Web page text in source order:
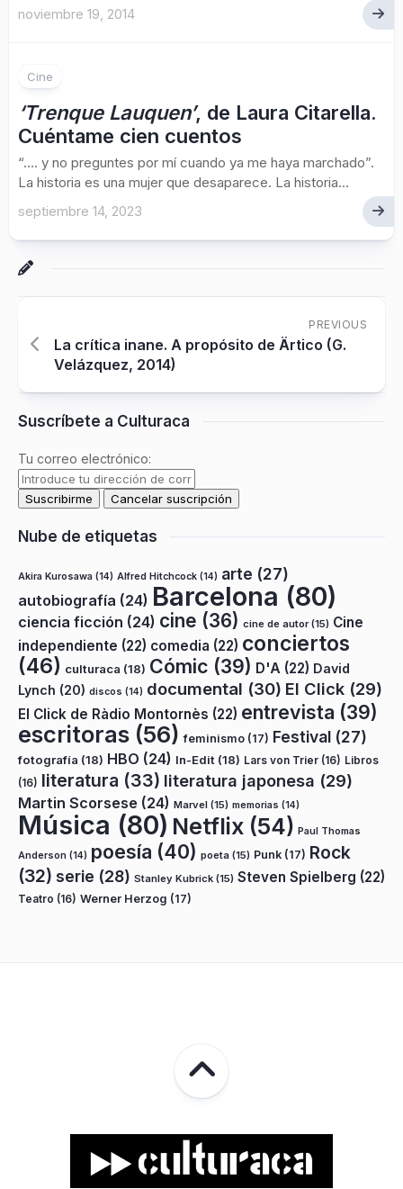
noviembre 19, 2014
Cine
‘Trenque Lauquen’, de Laura Citarella.
Cuéntame cien cuentos
“…. y no preguntes por mí cuando ya me haya marchado”.
La historia es una mujer que desaparece. La historia...
septiembre 14, 2023
PREVIOUS
La crítica inane. A propósito de Ärtico (G.
Velázquez, 2014)
Suscríbete a Culturaca
Tu correo electrónico:
Nube de etiquetas
Akira Kurosawa (14) Alfred Hitchcock (14) arte (27)
autobiografía (24) Barcelona (80)
ciencia ficción (24) cine (36) cine de autor(15) Cine
independiente (22) comedia (22) conciertos
(46) culturaca (18) Cómic (39) D'A (22) David
Lynch (20) discos (14) documental (30) El Click (29)
El Click de Ràdio Montornès (22) entrevista (39)
escritoras (56) feminismo (17) Festival (27)
fotografía (18) HBO (24) In-Edit (18) Lars von Trier (16) Libros
(16) literatura (33) literatura japonesa (29)
Martin Scorsese (24) Marvel (15) memorias (14)
Música (80) Netflix (54) Paul Thomas
Anderson (14) poesía (40) poeta (15) Punk (17) Rock
(32) serie (28) Stanley Kubrick (15) Steven Spielberg (22)
Teatro (16) Werner Herzog (17)